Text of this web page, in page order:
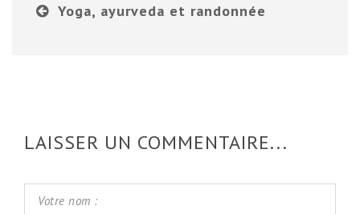
Yoga, ayurveda et randonnée
LAISSER UN COMMENTAIRE...